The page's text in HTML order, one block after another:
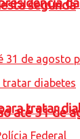
segunda
até 31 de
tratar